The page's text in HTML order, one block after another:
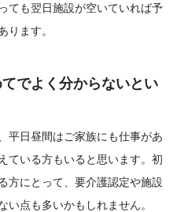
ても翌日施設が空いていれば予
ります。
でよく分からないとい
平日昼間はご家族にも仕事があ
ている方もいると思います。初
方にとって、要介護認定や施設
点も多いかもしれません。